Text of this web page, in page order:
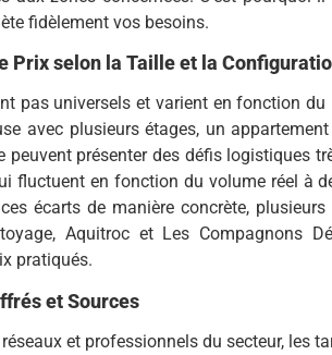
fidèlement vos besoins.
Prix selon la Taille et la
pas universels et varient en fonction du
avec plusieurs étages, un
peuvent présenter des défis logistiques
fluctuent en fonction du volume réel à
écarts de manière concrète,
Aquitroc et Les Compagnons
pratiqués.
et Sources
et professionnels du secteur, les